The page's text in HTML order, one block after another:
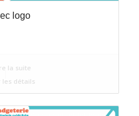
logo
la suite
les détails